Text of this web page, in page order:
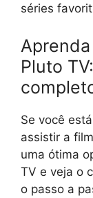
séries
Pluto
Se você
assistir a
uma ótima
TV e veja o
o passo a